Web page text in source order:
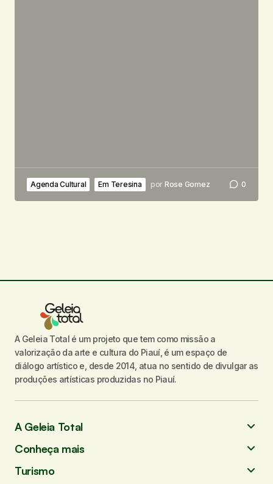
Agenda Cultural Em Teresina por Rose Gomez 0
A Geleia Total é um projeto que tem como missão a
valorização da arte e cultura do Piauí, é um espaço de
diálogo artístico e, desde 2014, atua no sentido de divulgar as
produções artísticas produzidas no Piauí.
A Geleia Total
Conheça mais
Turismo